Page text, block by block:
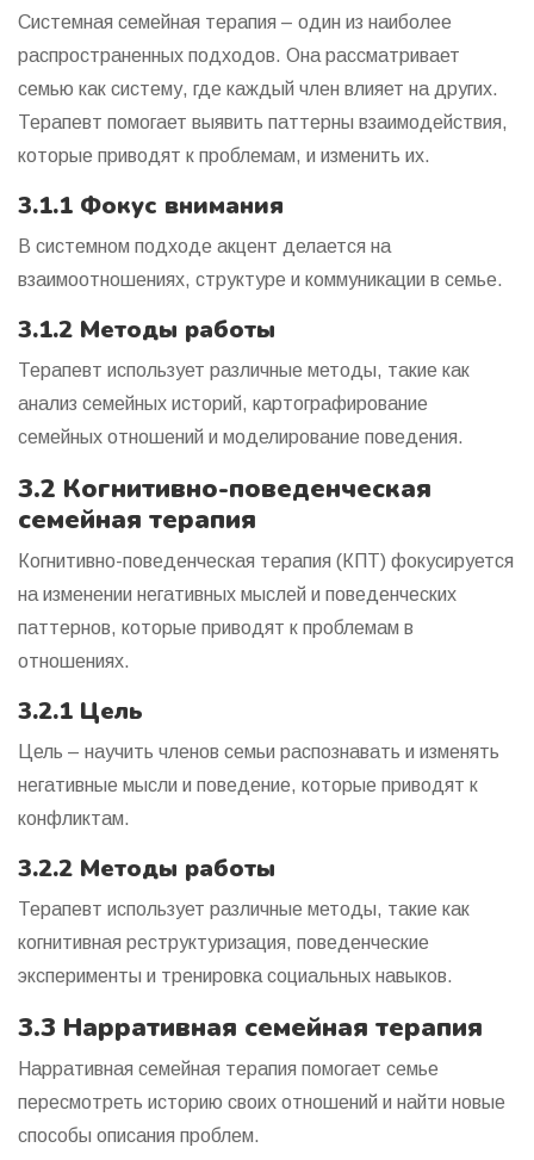
Системная семейная терапия – один из наиболее
распространенных подходов. Она рассматривает
семью как систему, где каждый член влияет на других.
Терапевт помогает выявить паттерны взаимодействия,
которые приводят к проблемам, и изменить их.
3.1.1 Фокус внимания
В системном подходе акцент делается на
взаимоотношениях, структуре и коммуникации в семье.
3.1.2 Методы работы
Терапевт использует различные методы, такие как
анализ семейных историй, картографирование
семейных отношений и моделирование поведения.
3.2 Когнитивно-поведенческая
семейная терапия
Когнитивно-поведенческая терапия (КПТ) фокусируется
на изменении негативных мыслей и поведенческих
паттернов, которые приводят к проблемам в
отношениях.
3.2.1 Цель
Цель – научить членов семьи распознавать и изменять
негативные мысли и поведение, которые приводят к
конфликтам.
3.2.2 Методы работы
Терапевт использует различные методы, такие как
когнитивная реструктуризация, поведенческие
эксперименты и тренировка социальных навыков.
3.3 Нарративная семейная терапия
Нарративная семейная терапия помогает семье
пересмотреть историю своих отношений и найти новые
способы описания проблем.